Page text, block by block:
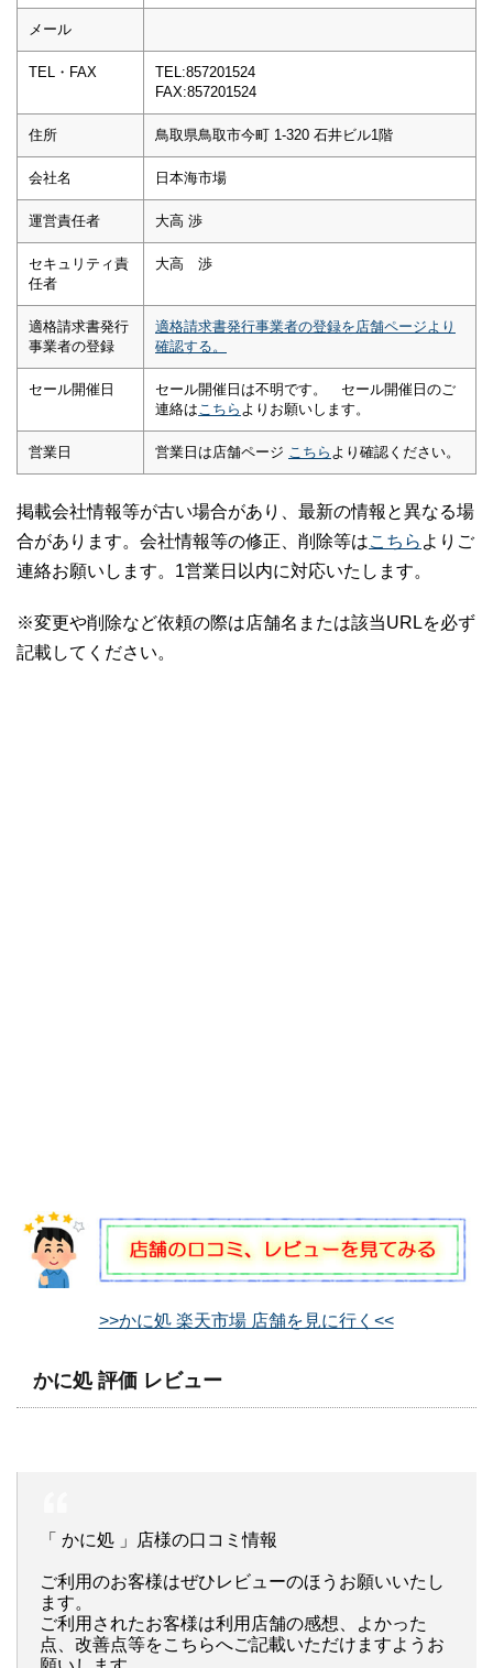
メール
TEL・FAX
TEL:857201524
FAX:857201524
住所 鳥取県鳥取市今町 1-320 石井ビル1階
会社名 日本海市場
運営責任者 大高 渉
セキュリティ責
任者
大高 渉
適格請求書発行
事業者の登録
適格請求書発行事業者の登録を店舗ページより
確認する。
セール開催日
セール開催日は不明です。 セール開催日のご
連絡は こちら よりお願いします。
営業日 営業日は店舗ページ こちら より確認ください。
掲載会社情報等が古い場合があり、最新の情報と異なる場
合があります。会社情報等の修正、削除等はこちら よりご
連絡お願いします。1営業日以内に対応いたします。
※変更や削除など依頼の際は店舗名または該当URLを必ず
記載してください。
>>かに処 楽天市場 店舗を見に行く<<
かに処 評価 レビュー
「 かに処 」店様の口コミ情報
ご利用のお客様はぜひレビューのほうお願いいたし
ます。
ご利用されたお客様は利用店舗の感想、よかった
点、改善点等をこちらへご記載いただけますようお